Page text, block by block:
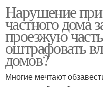
Нарушение при
частного дома
проезжую
оштрафовать
домов?
Многие мечтают